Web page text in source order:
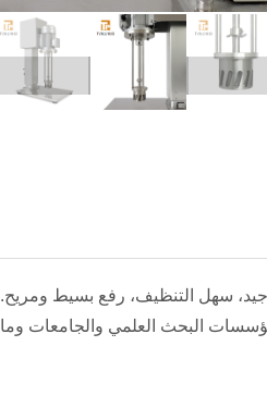
جيد، سهل التنظيف، رفع بسيط